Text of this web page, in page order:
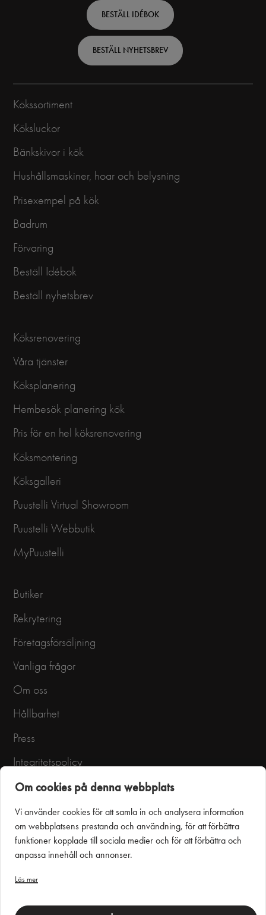
Swedish
BESTÄLL IDÉBOK
BESTÄLL NYHETSBREV
Kökssortiment
Köksluckor
Bänkskivor i kök
Hushållsmaskiner, hoar och belysning
Prisexempel på kök
Badrum
Förvaring
Beställ Idébok
Beställ nyhetsbrev
Köksrenovering
Våra tjänster
Köksplanering
Hembesök planering kök
Pris för en hel köksrenovering
Köksmontering
Köksgalleri
Puustelli Virtual Showroom
Puustelli Webbutik
MyPuustelli
Butiker
Rekrytering
Företagsförsäljning
Vanliga frågor
Om oss
Hållbarhet
Press
Integritetspolicy
Användarvillkor
Om cookies på denna webbplats
Vi använder cookies för att samla in och analysera information
om webbplatsens prestanda och användning, för att förbättra
funktioner kopplade till sociala medier och för att förbättra och
anpassa innehåll och annonser.
Läs mer